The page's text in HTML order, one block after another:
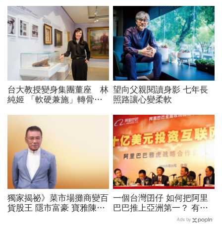
台大教授變身集團董座 林
純姬 「軟硬兼施」轉骨老
望向父親閱讀身影 七年長
照路讓心變柔軟
獨家揭祕》菜市場攤商變百
貨股王 隱市富豪 寶雅陳建
一個台灣囝仔 如何把阿里
巴巴推上亞洲第一？ 有
他，才有阿里巴巴Ads by